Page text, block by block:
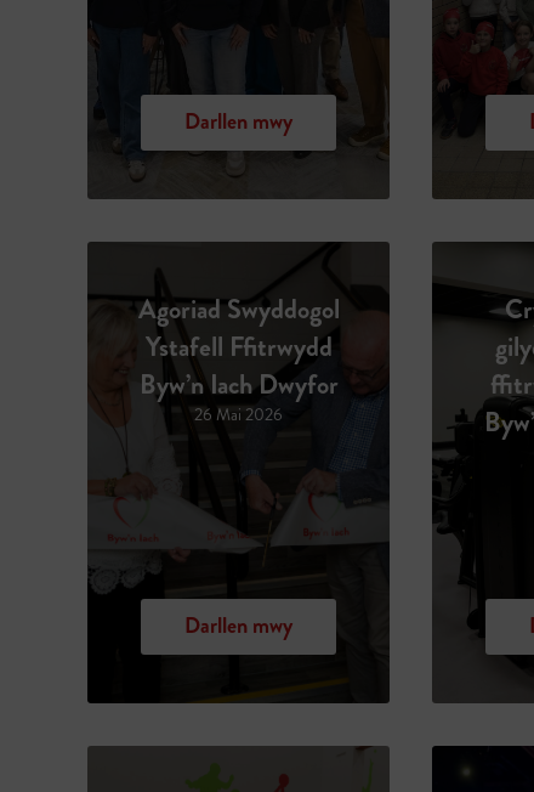
Darllen mwy
Agoriad Swyddogol
Ystafell Ffitrwydd
Byw’n Iach Dwyfor
26 Mai 2026
Darllen mwy